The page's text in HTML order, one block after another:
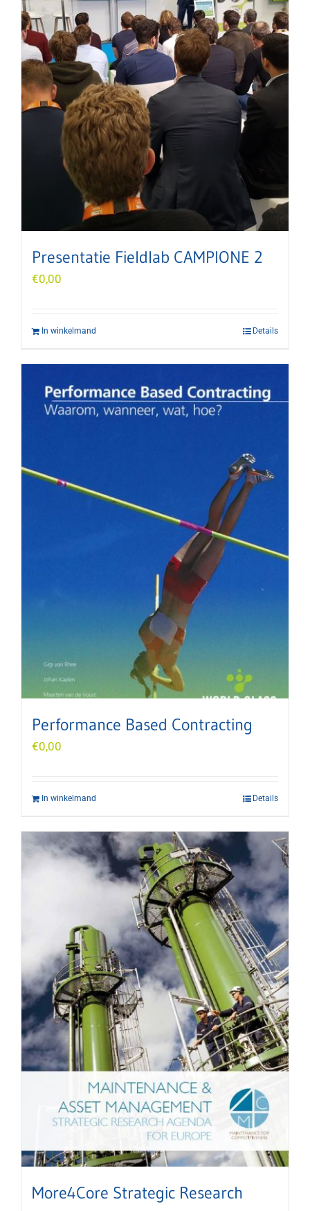
Presentatie Fieldlab CAMPIONE 2
€0,00
In winkelmand Details
Performance Based Contracting
€0,00
In winkelmand Details
More4Core Strategic Research